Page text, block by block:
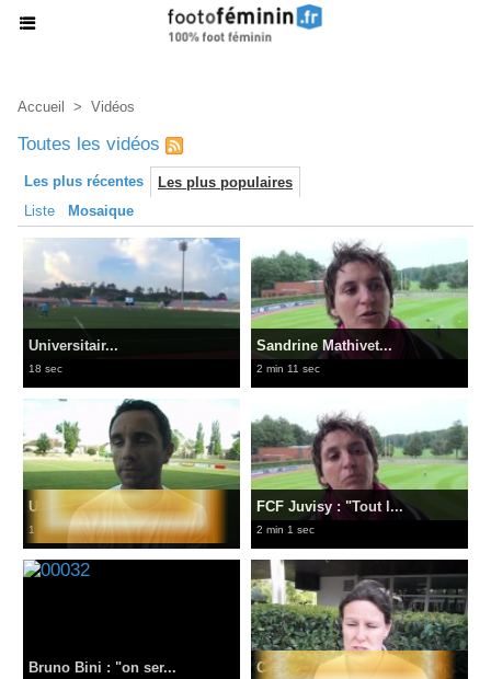
Accueil > Vidéos
Toutes les vidéos
Les plus récentes
Les plus populaires
Liste
Mosaique
Universitair...
18 sec
Sandrine Mathivet...
2 min 11 sec
Universitaire - Le...
1 min 50 sec
FCF Juvisy : "Tout l...
2 min 1 sec
Bruno Bini : "on ser... Coupe Nationale U15F...